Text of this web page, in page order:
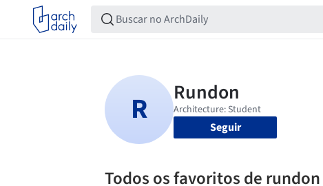
Seguir
Todos os favoritos de rundon